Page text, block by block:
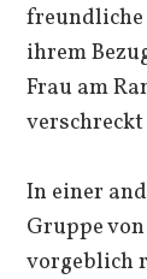
freundliche
ihrem
Frau am
In einer
Gruppe
vorgeblich